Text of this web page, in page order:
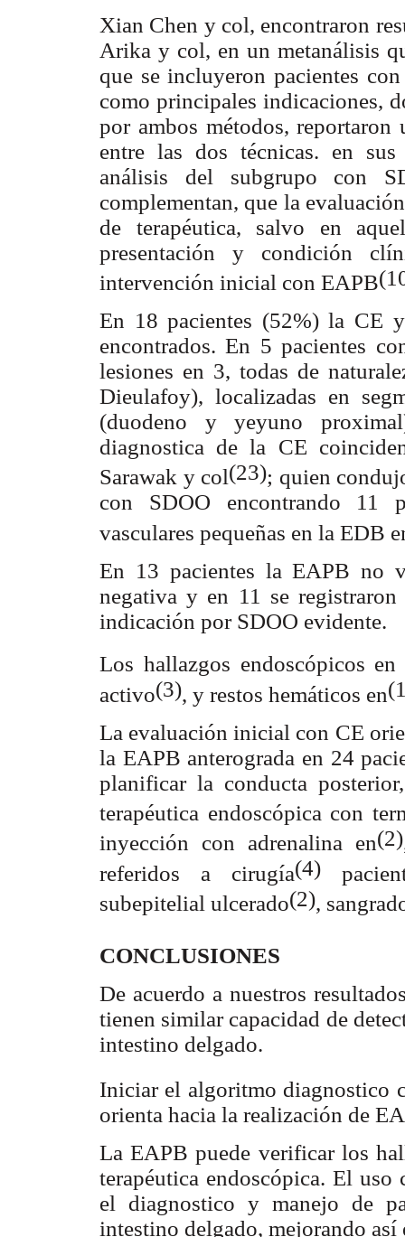
Xian Chen y col, encontraron
Arika y col, en un metanálisis
que se incluyeron pacientes
como principales indicaciones,
por ambos métodos,
entre las dos técnicas. en
análisis del subgrupo con
complementan, que la
de terapéutica, salvo en
presentación y condición
intervención inicial con EAPB
En 18 pacientes (52%) la CE
encontrados. En 5 pacientes
lesiones en 3, todas de
Dieulafoy), localizadas en
(duodeno y yeyuno
diagnostica de la CE
Sarawak y col(23); quien
con SDOO encontrando 11
vasculares pequeñas en la EDB
En 13 pacientes la EAPB no
negativa y en 11 se
indicación por SDOO evidente.
Los hallazgos endoscópicos
activo(3), y restos hemáticos en
La evaluación inicial con CE
la EAPB anterograda en 24
planificar la conducta
terapéutica endoscópica con
inyección con adrenalina en(2)
referidos a cirugía(4)
subepitelial ulcerado(2),
CONCLUSIONES
De acuerdo a nuestros
tienen similar capacidad de
intestino delgado.
Iniciar el algoritmo diagnostico
orienta hacia la realización de
La EAPB puede verificar los
terapéutica endoscópica. El
el diagnostico y manejo de
intestino delgado, mejorando